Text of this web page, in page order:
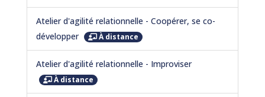
Atelier d'agilité relationnelle - Coopérer, se co-
développer
À distance
Atelier d'agilité relationnelle - Improviser
À distance